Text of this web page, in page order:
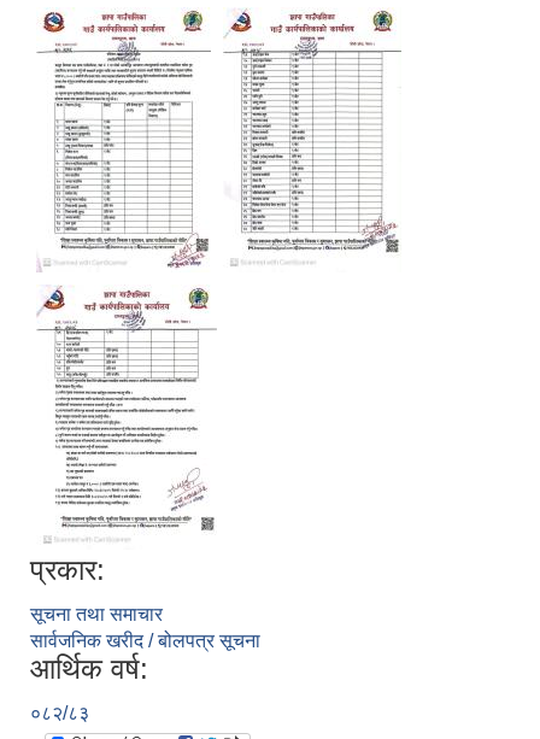
प्रकार:
सूचना तथा समाचार
सार्वजनिक खरीद / बोलपत्र सूचना
आर्थिक वर्ष:
०८२/८३